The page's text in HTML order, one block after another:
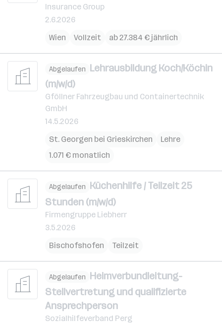
Insurance Group
2.6.2026
Wien
Vollzeit ab 27.384 € jährlich
Abgelaufen Lehrausbildung Koch/Köchin
(m/w/d)
Gföllner Fahrzeugbau und Containertechnik
GmbH
14.5.2026
St. Georgen bei Grieskirchen
Lehre
1.071 € monatlich
Abgelaufen Küchenhilfe / Teilzeit 25
Stunden (m/w/d)
Firmengruppe Liebherr
3.5.2026
Bischofshofen
Teilzeit
Abgelaufen Heimverbundleitung-
Stellvertretung und qualifizierte
Ansprechperson
Sozialhilfeverband Perg